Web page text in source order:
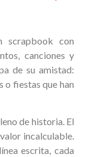
scrapbook con
canciones y
de su amistad:
o fiestas que han
de historia. El
incalculable.
escrita, cada